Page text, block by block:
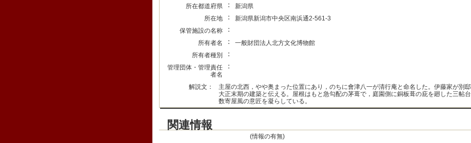
所在都道府県 ：
新潟県
所在地
：
新潟県新潟市中央区南浜通2-561-3
保管施設の名称
：
所有者名 ：
一般財団法人北方文化博物館
所有者種別
：
管理団体・管理責任
者名
：
解説文：
主屋の北西，やや奥まった位置にあり，のちに會津八一が清行庵と命名した。伊藤家が別
大正末期の建築と伝える。屋根はもと急勾配の茅葺で，庭園側に銅板葺の庇を廻した三帖
数寄屋風の意匠を凝らしている。
関連情報
(情報の有無)